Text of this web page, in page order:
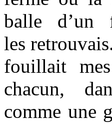
balle d’un
les
fouillait
chacun,
comme une